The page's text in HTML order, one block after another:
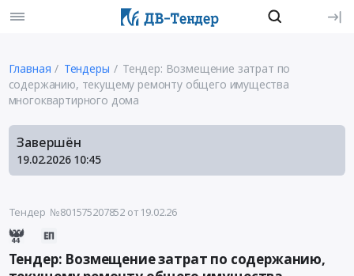
Главная Тендеры
Тендер: Возмещение затрат по
содержанию, текущему ремонту общего имущества
многоквартирного дома
Завершён
19.02.2026 10:45
Тендер №801575207852 от 19.02.26
Тендер: Возмещение затрат по содержанию,